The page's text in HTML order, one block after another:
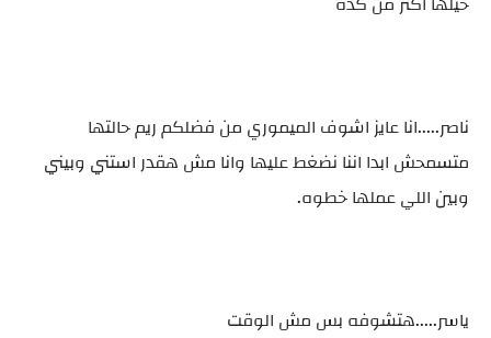
ناصر.....انا عايز اشوف الميموري من فضلكم ريم حالتها
متسمحش ابدا اننا نضغط عليها وانا مش هقدر استني وبيني
وبين اللي عملها خطوه.
ياسر.....هتشوفه بس مش الوقت